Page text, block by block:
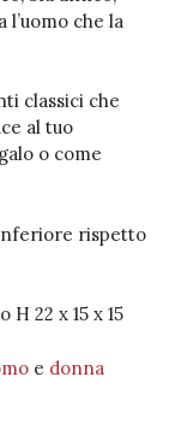
l’uomo che la
classici che
al tuo
o come
rispetto
22 x 15 x 15
e donna